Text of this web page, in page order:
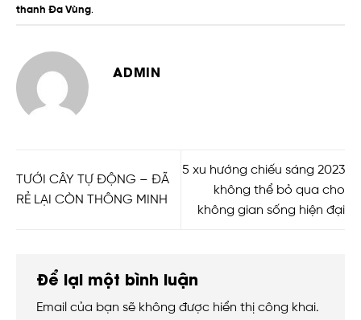
thanh Đa Vùng.
ADMIN
TƯỚI CÂY TỰ ĐỘNG – ĐÃ
RẺ LẠI CÒN THÔNG MINH
5 xu hướng chiếu sáng 2023
không thể bỏ qua cho
không gian sống hiện đại
Để lại một bình luận
Email của bạn sẽ không được hiển thị công khai.